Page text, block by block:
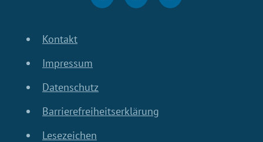
Kontakt
Impressum
Datenschutz
Barrierefreiheitserklärung
Lesezeichen